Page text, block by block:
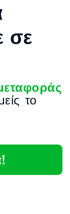
σε
το